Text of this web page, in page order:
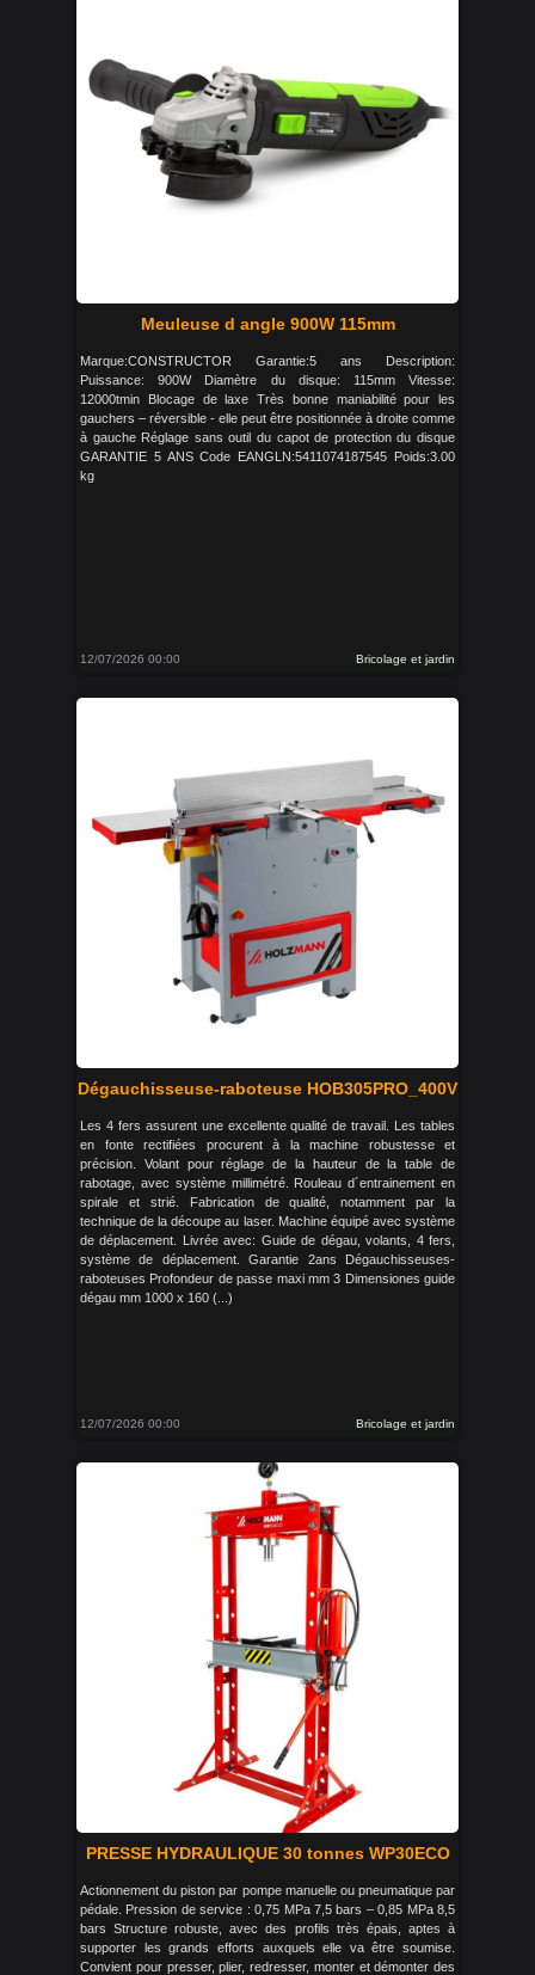
Meuleuse d angle 900W 115mm
Marque:CONSTRUCTOR Garantie:5 ans Description:
Puissance: 900W Diamètre du disque: 115mm Vitesse:
12000tmin Blocage de laxe Très bonne maniabilité pour les
gauchers – réversible - elle peut être positionnée à droite comme
à gauche Réglage sans outil du capot de protection du disque
GARANTIE 5 ANS Code EANGLN:5411074187545 Poids:3.00
kg
12/07/2026 00:00 Bricolage et jardin
Dégauchisseuse-raboteuse HOB305PRO_400V
Les 4 fers assurent une excellente qualité de travail. Les tables
en fonte rectifiées procurent à la machine robustesse et
précision. Volant pour réglage de la hauteur de la table de
rabotage, avec système millimétré. Rouleau d´entrainement en
spirale et strié. Fabrication de qualité, notamment par la
technique de la découpe au laser. Machine équipé avec système
de déplacement. Livrée avec: Guide de dégau, volants, 4 fers,
système de déplacement. Garantie 2ans Dégauchisseuses-
raboteuses Profondeur de passe maxi mm 3 Dimensiones guide
dégau mm 1000 x 160 (...)
12/07/2026 00:00 Bricolage et jardin
PRESSE HYDRAULIQUE 30 tonnes WP30ECO
Actionnement du piston par pompe manuelle ou pneumatique par
pédale. Pression de service : 0,75 MPa 7,5 bars – 0,85 MPa 8,5
bars Structure robuste, avec des profils très épais, aptes à
supporter les grands efforts auxquels elle va être soumise.
Convient pour presser, plier, redresser, monter et démonter des